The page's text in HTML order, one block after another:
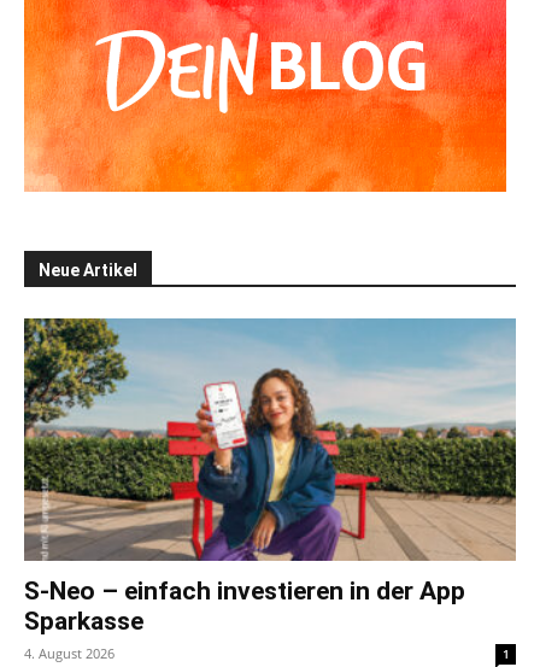
Neue Artikel
S-Neo – einfach investieren in der App
Sparkasse
4. August 2026 1